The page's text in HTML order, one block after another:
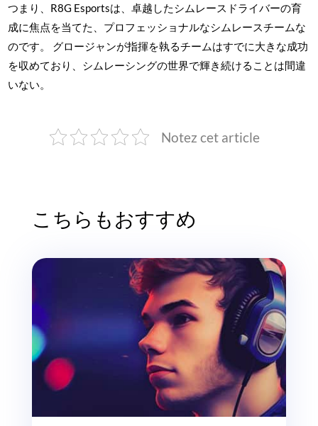
つまり、R8G Esportsは、卓越したシムレースドライバーの育
成に焦点を当てた、プロフェッショナルなシムレースチームな
のです。 グロージャンが指揮を執るチームはすでに大きな成功
を収めており、シムレーシングの世界で輝き続けることは間違
いない。
Notez cet article
こちらもおすすめ